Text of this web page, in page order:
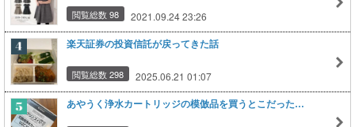
閲覧総数 98 2021.09.24 23:26
楽天証券の投資信託が戻ってきた話
閲覧総数 298 2025.06.21 01:07
あやうく浄水カートリッジの模倣品を買うとこだった…